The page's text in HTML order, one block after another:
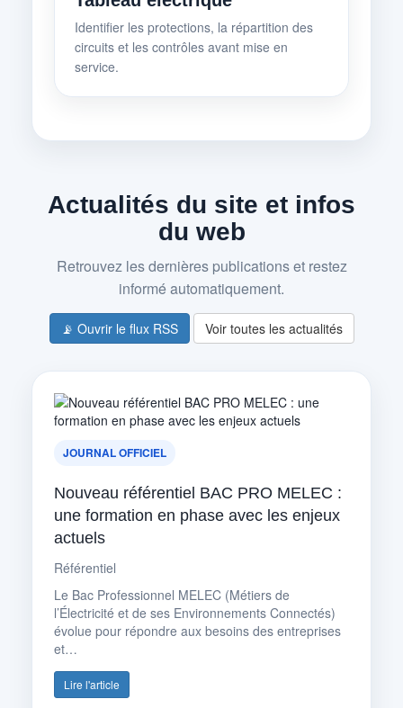
Identifier les protections, la répartition des
circuits et les contrôles avant mise en
service.
Actualités du site et infos
du web
Retrouvez les dernières publications et restez
informé automatiquement.
📡 Ouvrir le flux RSS Voir toutes les actualités
JOURNAL OFFICIEL
Nouveau référentiel BAC PRO MELEC :
une formation en phase avec les enjeux
actuels
Référentiel
Le Bac Professionnel MELEC (Métiers de
l’Électricité et de ses Environnements Connectés)
évolue pour répondre aux besoins des entreprises
et…
Lire l'article